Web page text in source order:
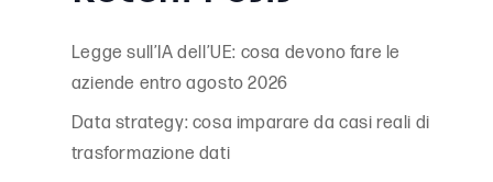
Legge sull’IA dell’UE: cosa devono fare le
aziende entro agosto 2026
Data strategy: cosa imparare da casi reali di
trasformazione dati